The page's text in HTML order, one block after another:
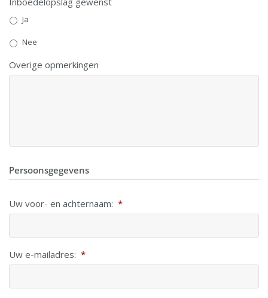
Ja
Nee
Overige opmerkingen
Persoonsgegevens
Uw voor- en achternaam: *
Uw e-mailadres: *